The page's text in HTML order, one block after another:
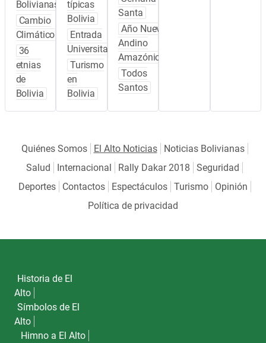
Bolivianas
Cambio
Climático
36
etnias
de
Bolivia
típicas
Bolivia
Entrada
Universitaria
Turismo
en
Bolivia
Santa
Año Nuevo
Andino
Amazónico
Todos
Santos
Quiénes Somos El Alto Noticias
Noticias Bolivianas
Salud
Internacional Rally Dakar 2018
Seguridad
Deportes
Contactos Espectáculos Turismo
Opinión
Política de privacidad
Historia de El
Alto
Símbolos de El
Alto
Himno a El Alto